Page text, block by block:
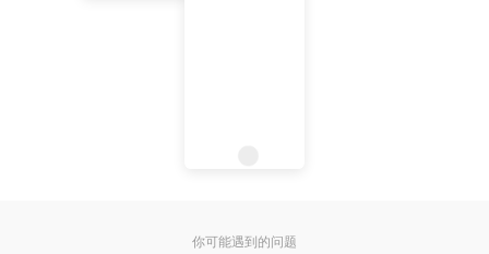
你可能遇到的问题